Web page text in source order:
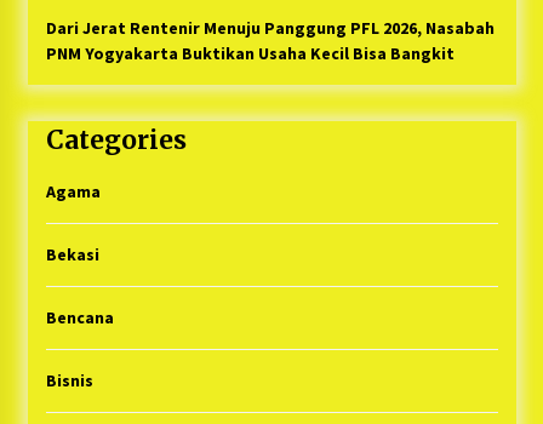
Dari Jerat Rentenir Menuju Panggung PFL 2026, Nasabah
PNM Yogyakarta Buktikan Usaha Kecil Bisa Bangkit
Categories
Agama
Bekasi
Bencana
Bisnis